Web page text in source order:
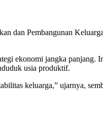
dan Pembangunan
ekonomi jangka panjang.
usia produktif.
keluarga,” ujarnya,